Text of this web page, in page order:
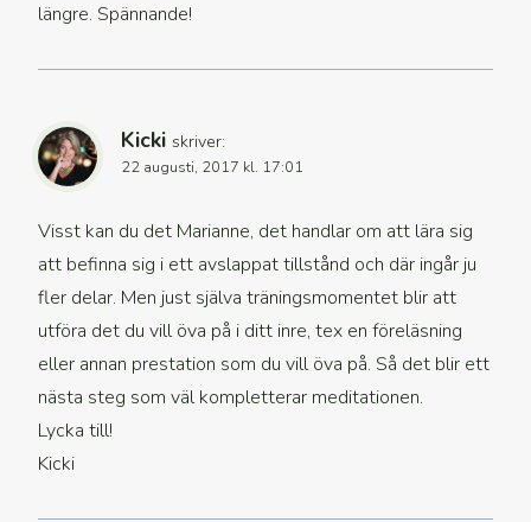
längre. Spännande!
Kicki skriver:
22 augusti, 2017 kl. 17:01
Visst kan du det Marianne, det handlar om att lära sig
att befinna sig i ett avslappat tillstånd och där ingår ju
fler delar. Men just själva träningsmomentet blir att
utföra det du vill öva på i ditt inre, tex en föreläsning
eller annan prestation som du vill öva på. Så det blir ett
nästa steg som väl kompletterar meditationen.
Lycka till!
Kicki